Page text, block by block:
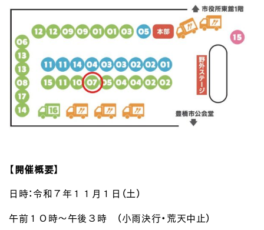
【開催概要】
日時：令和７年１１月１日（土）
午前１０時～午後３時 （小雨決行・荒天中止）